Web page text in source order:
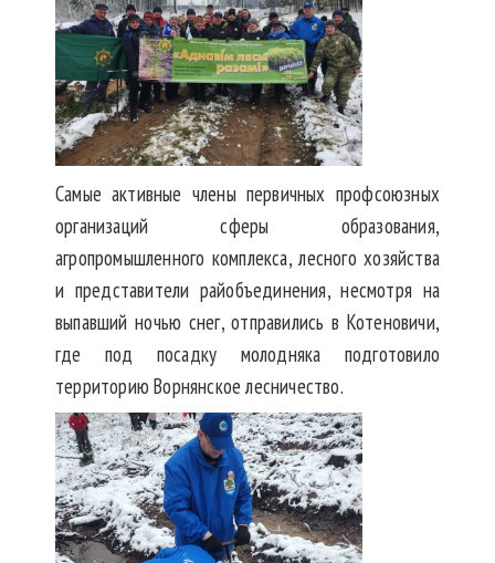
Самые активные члены первичных профсоюзных
организаций сферы образования,
агропромышленного комплекса, лесного хозяйства
и представители райобъединения, несмотря на
выпавший ночью снег, отправились в Котеновичи,
где под посадку молодняка подготовило
территорию Ворнянское лесничество.